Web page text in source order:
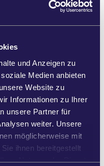
und Anzeigen zu
Medien anbieten
Website zu
Informationen zu Ihrer
unsere Partner für
weiter. Unsere
möglicherweise mit
ihnen bereitgestellt
Nutzung der Dienste
aus dem
ist erst der Anfang.
breitet sich
jemand weiß davon.
ins Dunkel
eine
und Kriege
seine Daten und
ausliefert.
gegen Palantir
Verantwortlichen